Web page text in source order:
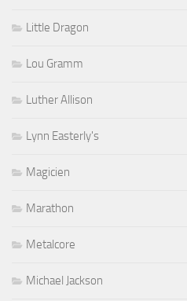
Little Dragon
Lou Gramm
Luther Allison
Lynn Easterly's
Magicien
Marathon
Metalcore
Michael Jackson